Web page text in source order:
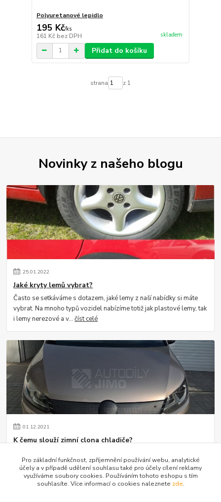
Polyuretanové lepidlo
195 Kč/ks
161 Kč bez DPH skladem
Přidat do košíku
strana z 1
Novinky z našeho blogu
25.01.2022
Jaké kryty lemů vybrat?
Často se setkáváme s dotazem, jaké lemy z naší nabídky si máte
vybrat. Na mnoho typů vozidel nabízíme totiž jak plastové lemy, tak
i lemy nerezové a v...číst celé
01.12.2021
K čemu slouží zimní clona chladiče?
clona na vozidlu slouží. Jistě si vzpomínáte, jak se kdysi za masky
dávaly staré kart...číst celé
Pro základní funkčnost, zpříjemnění používání webu, analytické
účely a v případě udělení souhlasu také pro účely cílení reklamy
využíváme soubory cookies. Používáním tohoto eshopu s tím
souhlasíte. Více informací o cookies naleznete zde.